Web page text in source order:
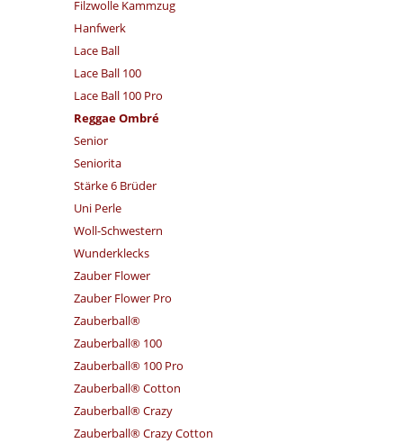
Filzwolle Kammzug
Hanfwerk
Lace Ball
Lace Ball 100
Lace Ball 100 Pro
Reggae Ombré
Senior
Seniorita
Stärke 6 Brüder
Uni Perle
Woll-Schwestern
Wunderklecks
Zauber Flower
Zauber Flower Pro
Zauberball®
Zauberball® 100
Zauberball® 100 Pro
Zauberball® Cotton
Zauberball® Crazy
Zauberball® Crazy Cotton